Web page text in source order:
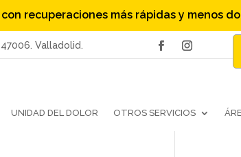
recuperaciones más rápidas y menos
Valladolid.
UNIDAD DEL DOLOR OTROS SERVICIOS